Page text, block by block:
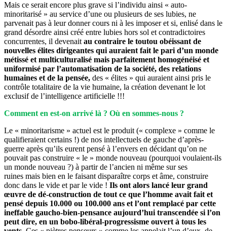
Mais ce serait encore plus grave si l’individu ainsi « auto-
minoritarisé » au service d’une ou plusieurs de ses lubies, ne
parvenait pas à leur donner cours ni à les imposer et si, enlisé dans le
grand désordre ainsi créé entre lubies hors sol et contradictoires
concurrentes, il devenaitau contraire le toutou obéissant de
nouvelles élites dirigeantes qui auraient fait le pari d’un monde
métissé et multiculturalisé mais parfaitement homogénéisé et
uniformisé par l’automatisation de la société, des relations
humaines et de la pensée, des « élites » qui auraient ainsi pris le
contrôle totalitaire de la vie humaine, la création devenant le lot
exclusif de l’intelligence artificielle !!!
Comment en est-on arrivé là ? Où en sommes-nous ?
Le « minoritarisme » actuel est le produit (« complexe » comme le
qualifieraient certains !) de nos intellectuels de gauche d’après-
guerre après qu’ils eurent pensé à l’envers en décidant qu’on ne
pouvait pas construire « le » monde nouveau (pourquoi voulaient-ils
un monde nouveau ?) à partir de l’ancien ni même sur ses
ruines mais bien en le faisant disparaître corps et âme, construire
donc dans le vide et par le vide ! Ils ont alors lancé leur grand
œuvre de dé-construction de tout ce que l’homme avait fait et
pensé depuis 10.000 ou 100.000 ans et l’ont remplacé par cette
ineffable gaucho-bien-pensance aujourd’hui transcendée si l’on
peut dire, en un bobo-libéral-progressisme ouvert à tous les